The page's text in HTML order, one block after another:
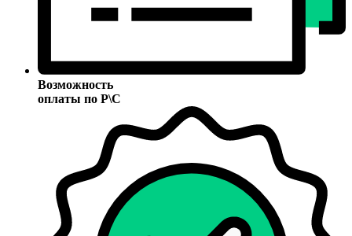
Возможность
оплаты по Р\С